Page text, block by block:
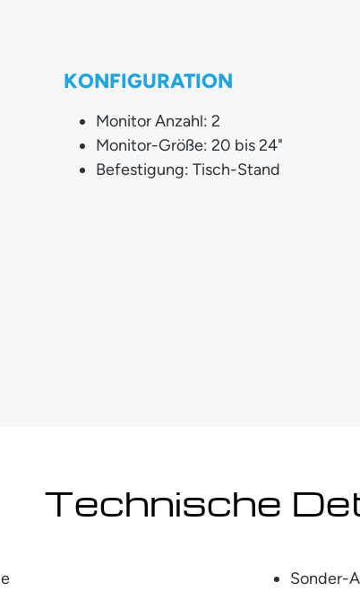
KONFIGURATION
Monitor Anzahl: 2
Monitor-Größe: 20 bis 24"
Befestigung: Tisch-Stand
Technische
Sonder-